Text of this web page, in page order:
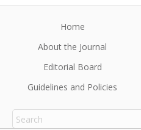
Home
About the Journal
Editorial Board
Guidelines and Policies